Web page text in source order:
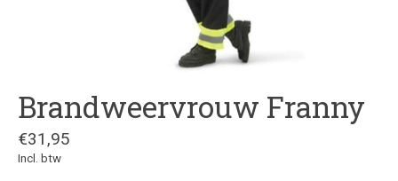
Brandweervrouw Franny
€31,95
Incl. btw